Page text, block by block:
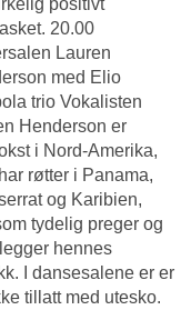
20.00
Lauren
med Elio
trio Vokalisten
Henderson er
i Nord-Amerika,
røtter i Panama,
og Karibien,
tydelig preger og
hennes
I dansesalene er er
tillatt med utesko.